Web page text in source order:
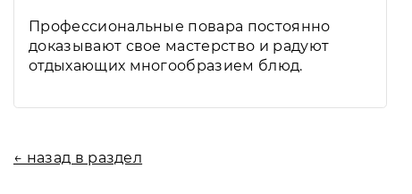
Профессиональные повара постоянно
доказывают свое мастерство и радуют
отдыхающих многообразием блюд.
← назад в раздел